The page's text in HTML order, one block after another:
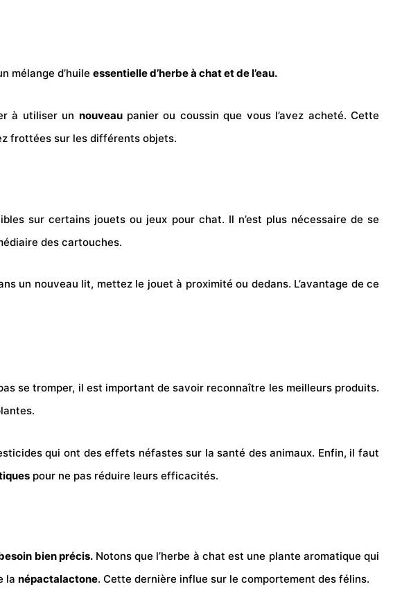
mélange d’huile essentielle d’herbe à chat et de l’eau.
à utiliser un nouveaupanier ou coussin que vous l’avez acheté. Cette
frottées sur les différents objets.
sur certains jouets ou jeux pour chat. Il n’est plus nécessaire de se
des cartouches.
un nouveau lit, mettez le jouet à proximité ou dedans. L’avantage de ce
se tromper, il est important de savoir reconnaître les meilleurs produits.
qui ont des effets néfastes sur la santé des animaux. Enfin, il faut
pour ne pas réduire leurs efficacités.
bien précis.Notons que l’herbe à chat est une plante aromatique qui
la népactalactone. Cette dernière influe sur le comportement des félins.